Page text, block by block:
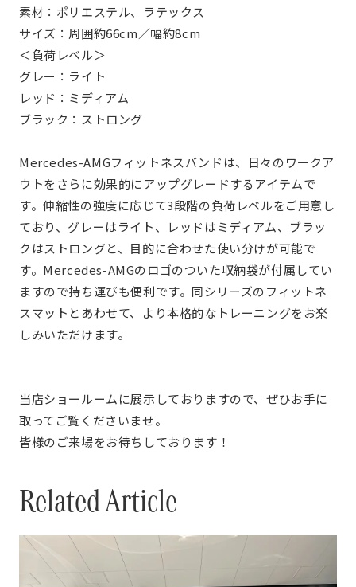
素材：ポリエステル、ラテックス
サイズ：周囲約66cm／幅約8cm
＜負荷レベル＞
グレー：ライト
レッド：ミディアム
ブラック：ストロング
Mercedes-AMGフィットネスバンドは、日々のワークア
ウトをさらに効果的にアップグレードするアイテムで
す。伸縮性の強度に応じて3段階の負荷レベルをご用意し
ており、グレーはライト、レッドはミディアム、ブラッ
クはストロングと、目的に合わせた使い分けが可能で
す。Mercedes-AMGのロゴのついた収納袋が付属してい
ますので持ち運びも便利です。同シリーズのフィットネ
スマットとあわせて、より本格的なトレーニングをお楽
しみいただけます。
当店ショールームに展示しておりますので、ぜひお手に
取ってご覧くださいませ。
皆様のご来場をお待ちしております！
Related Article